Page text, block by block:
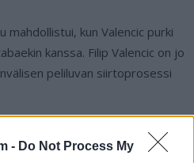
- Do Not Process My
mahdollistui, kun Valencic purki
kanssa. Filip Valencic on jo
peliluvan siirtoprosessi
julkisti odotetun hankinnan –